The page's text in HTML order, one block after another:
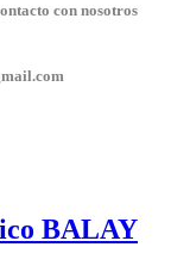
con nosotros
BALAY